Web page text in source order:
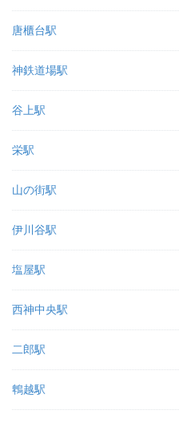
唐櫃台駅
神鉄道場駅
谷上駅
栄駅
山の街駅
伊川谷駅
塩屋駅
西神中央駅
二郎駅
鵯越駅